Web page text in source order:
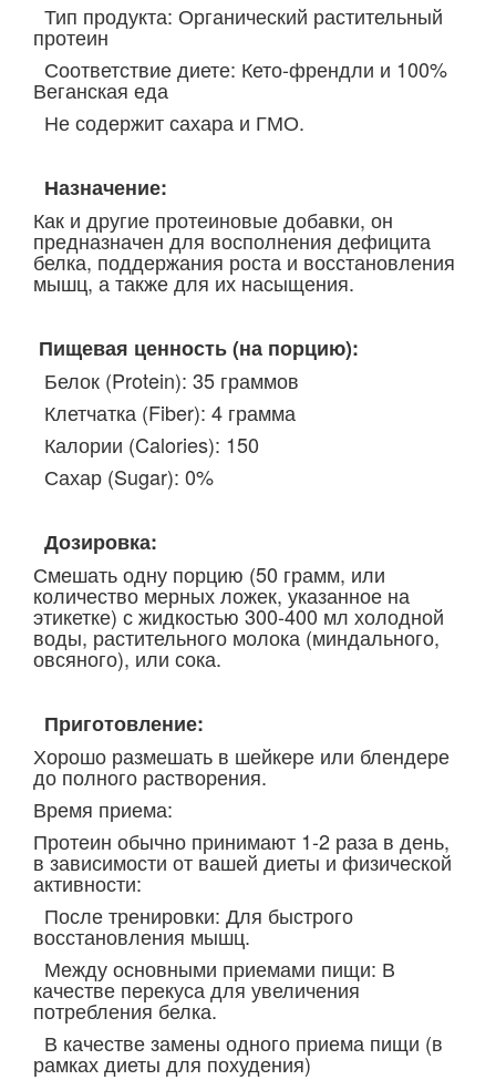
Тип продукта: Органический растительный
протеин
Соответствие диете: Кето-френдли и 100%
Веганская еда
Не содержит сахара и ГМО.
Назначение:
Как и другие протеиновые добавки, он
предназначен для восполнения дефицита
белка, поддержания роста и восстановления
мышц, а также для их насыщения.
Пищевая ценность (на порцию):
Белок (Protein): 35 граммов
Клетчатка (Fiber): 4 грамма
Калории (Calories): 150
Сахар (Sugar): 0%
Дозировка:
Смешать одну порцию (50 грамм, или
количество мерных ложек, указанное на
этикетке) с жидкостью 300-400 мл холодной
воды, растительного молока (миндального,
овсяного), или сока.
Приготовление:
Хорошо размешать в шейкере или блендере
до полного растворения.
Время приема:
Протеин обычно принимают 1-2 раза в день,
в зависимости от вашей диеты и физической
активности:
После тренировки: Для быстрого
восстановления мышц.
Между основными приемами пищи: В
качестве перекуса для увеличения
потребления белка.
В качестве замены одного приема пищи (в
рамках диеты для похудения)